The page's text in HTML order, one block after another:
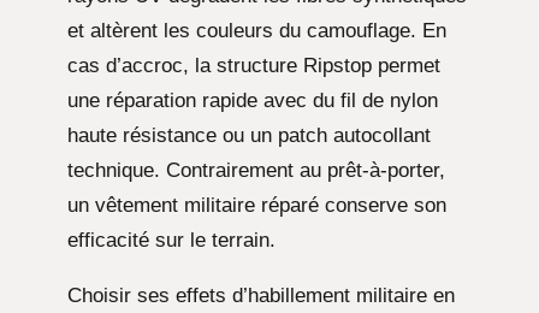
et altèrent les couleurs du camouflage. En
cas d’accroc, la structure Ripstop permet
une réparation rapide avec du fil de nylon
haute résistance ou un patch autocollant
technique. Contrairement au prêt-à-porter,
un vêtement militaire réparé conserve son
efficacité sur le terrain.
Choisir ses effets d’habillement militaire en